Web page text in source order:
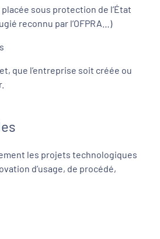
sous protection de l’État
reconnu par l’OFPRA…)
que l’entreprise soit créée ou
les projets technologiques
d’usage, de procédé,